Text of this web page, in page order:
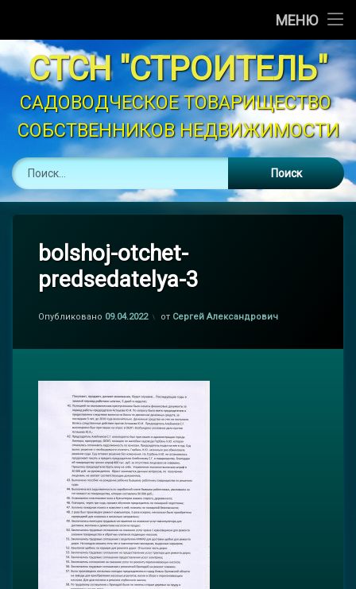
МЕНЮ
Новости
Объявления
График Полива
Устав
Законодательство
Перейти
к
содержимому
СТСН "СТРОИТЕЛЬ"
САДОВОДЧЕСКОЕ ТОВАРИЩЕСТВО
СОБСТВЕННИКОВ НЕДВИЖИМОСТИ
bolshoj-otchet-
predsedatelya-3
Опубликовано 09.04.2022 от Сергей Александрович